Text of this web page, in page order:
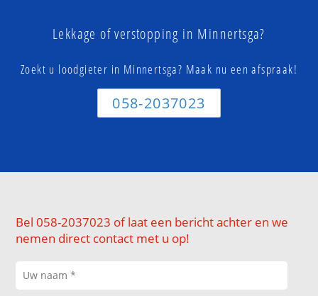
Lekkage of verstopping in Minnertsga?
Zoekt u loodgieter in Minnertsga? Maak nu een afspraak!
058-2037023
Bel 058-2037023 of laat een bericht achter en we
nemen direct contact met u op!